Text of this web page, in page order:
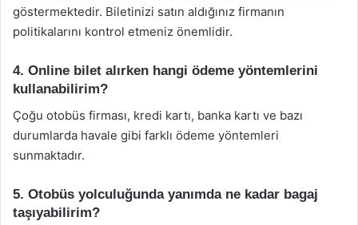
göstermektedir. Biletinizi satın aldığınız firmanın
politikalarını kontrol etmeniz önemlidir.
4. Online bilet alırken hangi ödeme yöntemlerini
kullanabilirim?
Çoğu otobüs firması, kredi kartı, banka kartı ve bazı
durumlarda havale gibi farklı ödeme yöntemleri
sunmaktadır.
5. Otobüs yolculuğunda yanımda ne kadar bagaj
taşıyabilirim?